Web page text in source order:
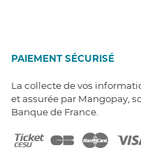
PAIEMENT SÉCURISÉ
La collecte de vos
et assurée par Mangopay,
Banque de France.